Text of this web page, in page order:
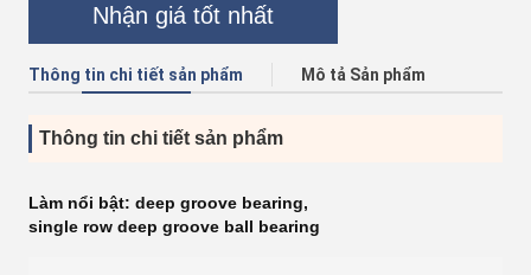
Nhận giá tốt nhất
Thông tin chi tiết sản phẩm Mô tả Sản phẩm
Thông tin chi tiết sản phẩm
Làm nổi bật: deep groove bearing,
single row deep groove ball bearing